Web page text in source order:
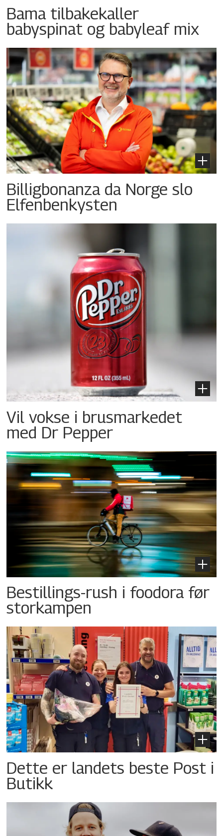
Bama tilbakekaller
babyspinat og babyleaf mix
Billigbonanza da Norge slo
Elfenbenkysten
Vil vokse i brusmarkedet
med Dr Pepper
Bestillings-rush i foodora før
storkampen
Dette er landets beste Post i
Butikk